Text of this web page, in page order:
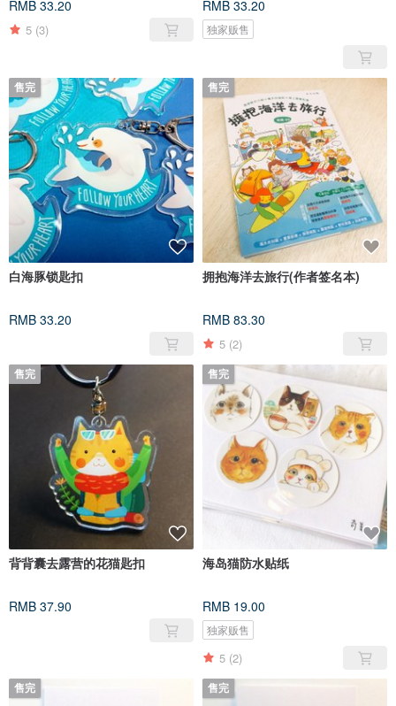
RMB 33.20
5 (3)
RMB 33.20
独家贩售
售完
白海豚锁匙扣
RMB 33.20
售完
拥抱海洋去旅行(作者签名本)
RMB 83.30
5 (2)
售完
背背囊去露营的花猫匙扣
RMB 37.90
售完
海岛猫防水贴纸
RMB 19.00
独家贩售
5 (2)
售完 售完